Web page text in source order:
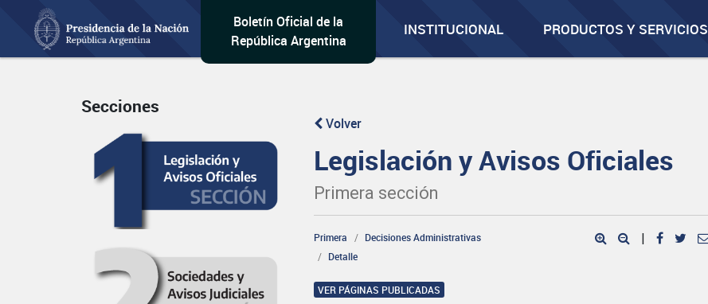
Boletín Oficial de la
República Argentina
INSTITUCIONAL PRODUCTOS Y SERVICIOS
Secciones
Volver
Legislación y Avisos Oficiales
Primera sección
Primera
Decisiones Administrativas
Detalle
|
VER PÁGINAS PUBLICADAS